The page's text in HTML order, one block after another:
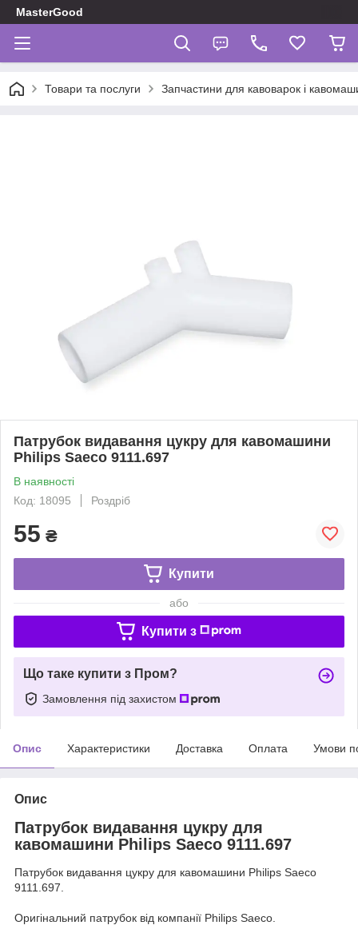
MasterGood
Товари та послуги Запчастини для кавоварок і
Патрубок видавання цукру для кавомашини
Philips Saeco 9111.697
В наявності
Код: 18095
Роздріб
55 ₴
Купити
або
Купити з
Що таке купити з Пром?
Замовлення під захистом
Опис Характеристики Доставка Оплата Умови
Опис
Патрубок видавання цукру для
кавомашини Philips Saeco 9111.697
Патрубок видавання цукру для кавомашини Philips Saeco
9111.697.
Оригінальний патрубок від компанії Philips Saeco.